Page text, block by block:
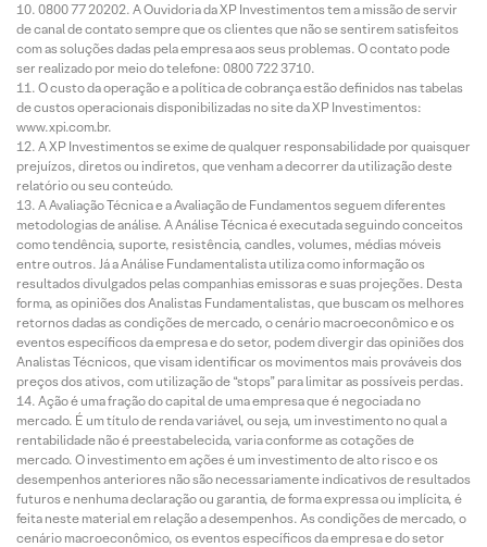
0800 77 20202. A Ouvidoria da XP Investimentos tem a missão de servir
de canal de contato sempre que os clientes que não se sentirem satisfeitos
com as soluções dadas pela empresa aos seus problemas. O contato pode
ser realizado por meio do telefone: 0800 722 3710.
O custo da operação e a política de cobrança estão definidos nas tabelas
de custos operacionais disponibilizadas no site da XP Investimentos:
www.xpi.com.br.
A XP Investimentos se exime de qualquer responsabilidade por quaisquer
prejuízos, diretos ou indiretos, que venham a decorrer da utilização deste
relatório ou seu conteúdo.
A Avaliação Técnica e a Avaliação de Fundamentos seguem diferentes
metodologias de análise. A Análise Técnica é executada seguindo conceitos
como tendência, suporte, resistência, candles, volumes, médias móveis
entre outros. Já a Análise Fundamentalista utiliza como informação os
resultados divulgados pelas companhias emissoras e suas projeções. Desta
forma, as opiniões dos Analistas Fundamentalistas, que buscam os melhores
retornos dadas as condições de mercado, o cenário macroeconômico e os
eventos específicos da empresa e do setor, podem divergir das opiniões dos
Analistas Técnicos, que visam identificar os movimentos mais prováveis dos
preços dos ativos, com utilização de “stops” para limitar as possíveis perdas.
Ação é uma fração do capital de uma empresa que é negociada no
mercado. É um título de renda variável, ou seja, um investimento no qual a
rentabilidade não é preestabelecida, varia conforme as cotações de
mercado. O investimento em ações é um investimento de alto risco e os
desempenhos anteriores não são necessariamente indicativos de resultados
futuros e nenhuma declaração ou garantia, de forma expressa ou implícita, é
feita neste material em relação a desempenhos. As condições de mercado, o
cenário macroeconômico, os eventos específicos da empresa e do setor